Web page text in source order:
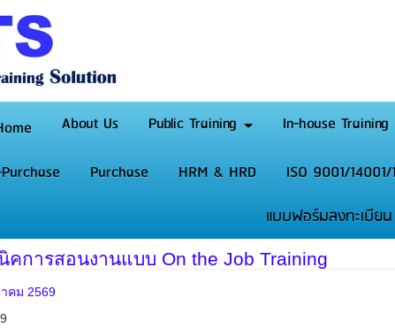
About Us Public Training In-house Training
Purchase HRM & HRD ISO 9001/
แบบฟอร์มลงทะเบียน
การสอนงานแบบ On the Job Training
คม 2569